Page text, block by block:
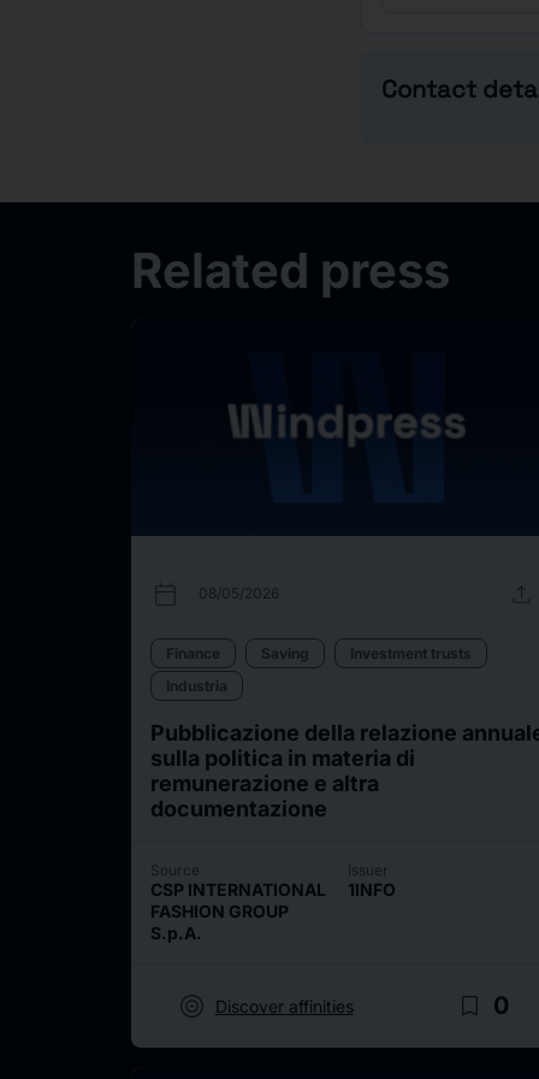
Contact
Related press
calendar_today 08/05/2026 upload
Finance Saving
Investment trusts
Industria
Pubblicazione della relazione
sulla politica in materia di
remunerazione e altra
documentazione
Source
CSP INTERNATIONAL
FASHION GROUP
S.p.A.
Issuer
1INFO
target Discover affinities bookmark_border 0